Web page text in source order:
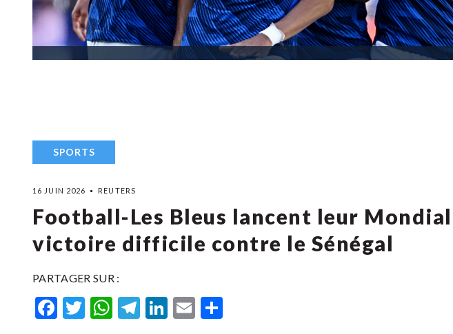
SPORTS
16 JUIN 2026 REUTERS
Football-Les Bleus lancent leur
victoire difficile contre le Sénégal
PARTAGER SUR :
Facebook
Twitter
WhatsApp
Telegram
LinkedIn
Email